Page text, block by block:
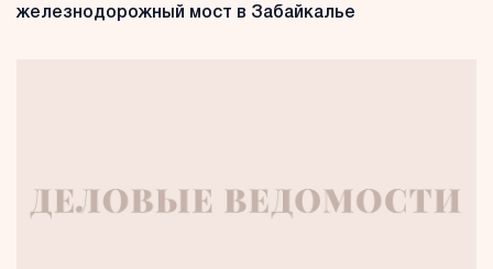
железнодорожный мост в Забайкалье